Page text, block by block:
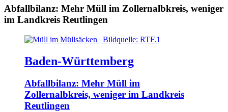
Abfallbilanz: Mehr Müll im Zollernalbkreis, weniger
im Landkreis Reutlingen
Baden-Württemberg
Abfallbilanz: Mehr Müll im
Zollernalbkreis, weniger im Landkreis
Reutlingen